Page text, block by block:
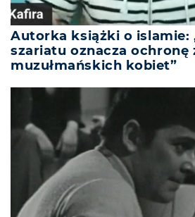
Autorka książki o islamie:
szariatu oznacza ochronę
muzułmańskich kobiet”